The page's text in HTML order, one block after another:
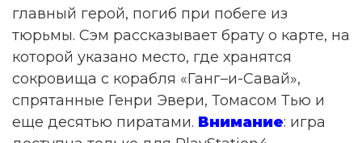
главный герой, погиб при побеге из
тюрьмы. Сэм рассказывает брату о карте, на
которой указано место, где хранятся
сокровища с корабля «Ганг–и-Савай»,
спрятанные Генри Эвери, Томасом Тью и
еще десятью пиратами. Внимание: игра